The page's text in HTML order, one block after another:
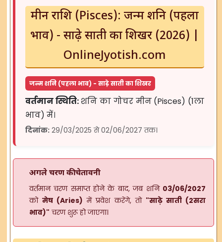
मीन राशि (Pisces): जन्म शनि (पहला
भाव) - साढ़े साती का शिखर (2026) |
OnlineJyotish.com
जन्म शनि (पहला भाव) - साढ़े साती का शिखर
वर्तमान स्थिति:शनि का गोचर मीन (Pisces) (1ला
भाव) में।
दिनांक: 29/03/2025 से 02/06/2027 तक।
अगले चरण की चेतावनी
वर्तमान चरण समाप्त होने के बाद, जब शनि 03/06/2027
कोमेष (Aries) में प्रवेश करेंगे, तो "साढ़े साती (2सरा
भाव)" चरण शुरू हो जाएगा।